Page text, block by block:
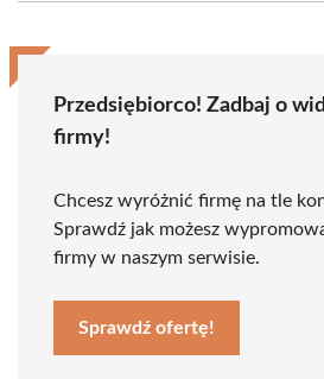
Przedsiębiorco! Zadbaj o
firmy!
Chcesz wyróżnić firmę na tle
Sprawdź jak możesz
firmy w naszym serwisie.
Sprawdź ofertę!